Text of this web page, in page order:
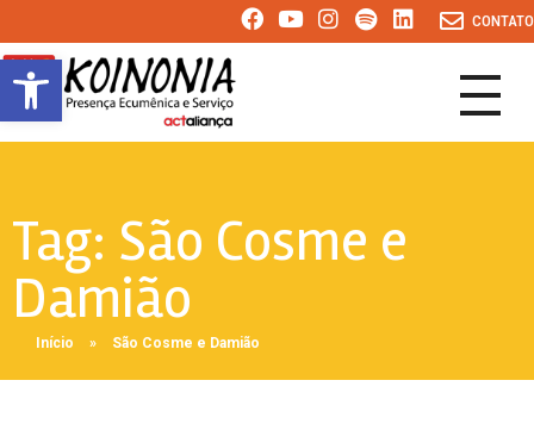
Abrir a barra de ferramentas
CONTATO
KOINONIA
Presença Ecumênica e Serviço
Tag: São Cosme e
Damião
Início » São Cosme e Damião